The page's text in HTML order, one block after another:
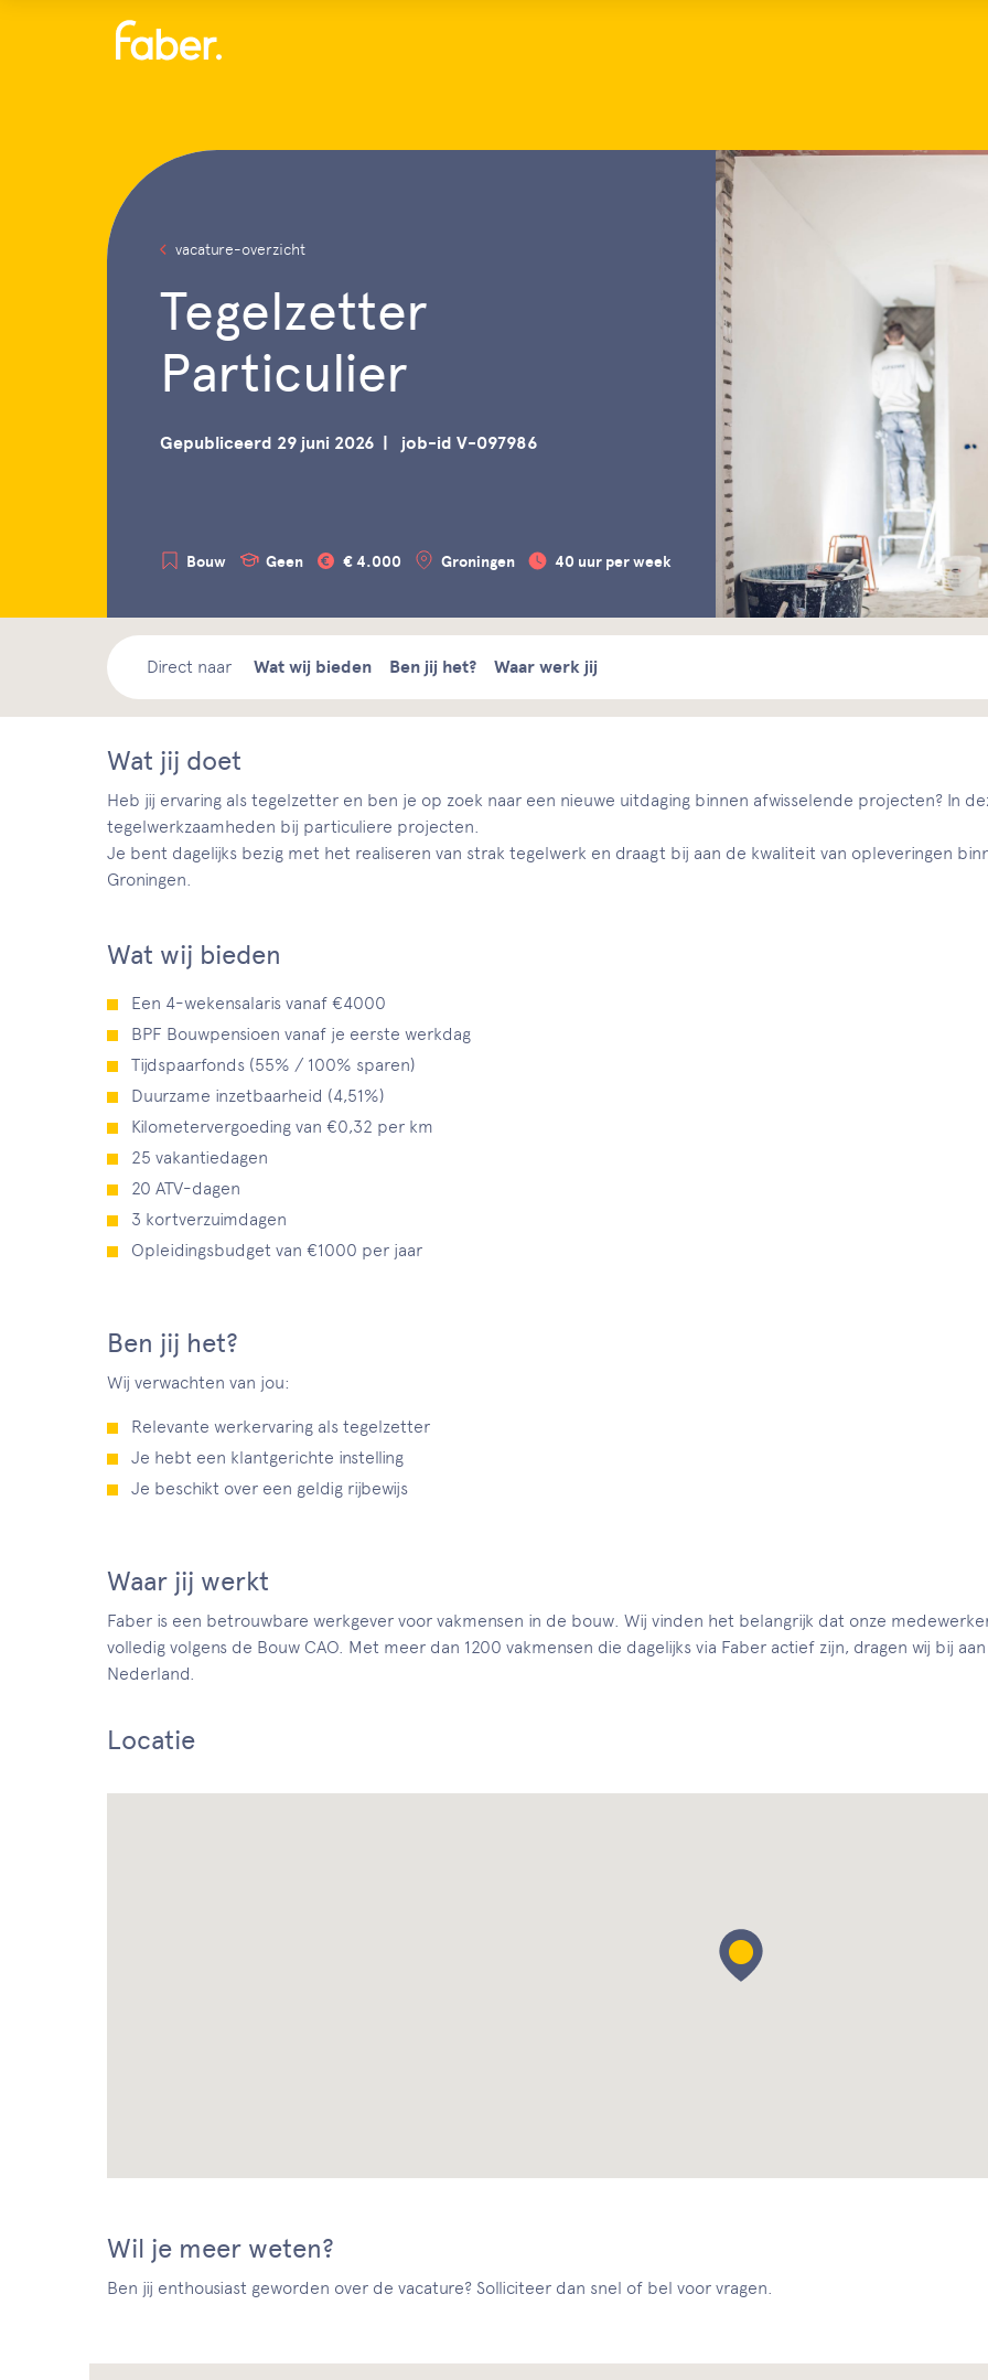
vacature-overzicht
Tegelzetter
Particulier
Gepubliceerd 29 juni 2026 job-id V-097986
Bouw Geen € 4.000 Groningen 40 uur per week
Direct naar Wat wij bieden Ben jij het? Waar werk jij
Wat jij doet
Heb jij ervaring als tegelzetter en ben je op zoek naar een nieuwe uitdaging binnen afwisselende projecten? In
tegelwerkzaamheden bij particuliere projecten.
Je bent dagelijks bezig met het realiseren van strak tegelwerk en draagt bij aan de kwaliteit van opleveringen
Groningen.
Wat wij bieden
Een 4-wekensalaris vanaf €4000
BPF Bouwpensioen vanaf je eerste werkdag
Tijdspaarfonds (55% / 100% sparen)
Duurzame inzetbaarheid (4,51%)
Kilometervergoeding van €0,32 per km
25 vakantiedagen
20 ATV-dagen
3 kortverzuimdagen
Opleidingsbudget van €1000 per jaar
Ben jij het?
Wij verwachten van jou:
Relevante werkervaring als tegelzetter
Je hebt een klantgerichte instelling
Je beschikt over een geldig rijbewijs
Waar jij werkt
Faber is een betrouwbare werkgever voor vakmensen in de bouw. Wij vinden het belangrijk dat onze
volledig volgens de Bouw CAO. Met meer dan 1200 vakmensen die dagelijks via Faber actief zijn, dragen wij bij
Nederland.
Locatie
Wil je meer weten?
Ben jij enthousiast geworden over de vacature? Solliciteer dan snel of bel voor vragen.